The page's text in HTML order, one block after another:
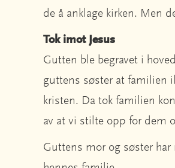
de å anklage kirken. Men
Tok imot Jesus
Gutten ble begravet i
guttens søster at familien
kristen. Da tok familien
av at vi stilte opp for dem
Guttens mor og søster har